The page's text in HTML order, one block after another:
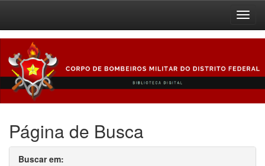
navigation
Página de Busca
Buscar em: